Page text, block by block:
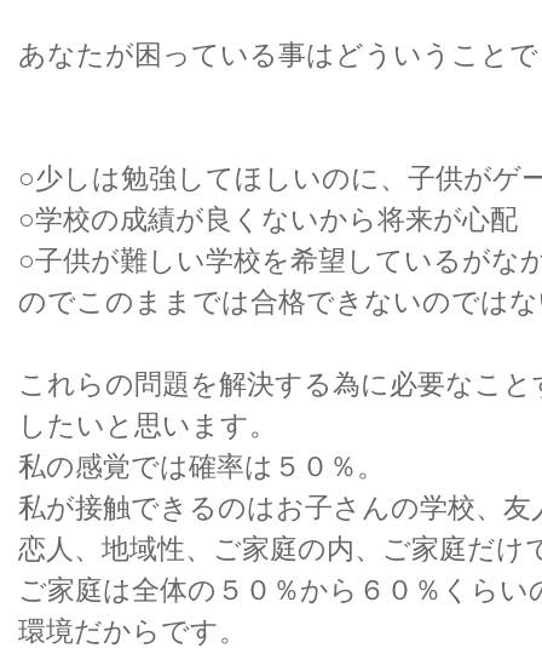
あなたが困っている事はどういうこと
○少しは勉強してほしいのに、子供がゲ
○学校の成績が良くないから将来が心配
○子供が難しい学校を希望しているがな
のでこのままでは合格できないのでは
これらの問題を解決する為に必要なこ
したいと思います。
私の感覚では確率は５０％。
私が接触できるのはお子さんの学校、友
恋人、地域性、ご家庭の内、ご家庭だけ
ご家庭は全体の５０％から６０％くら
環境だからです。